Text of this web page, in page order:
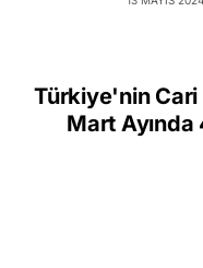
Türkiye'nin Cari
Mart